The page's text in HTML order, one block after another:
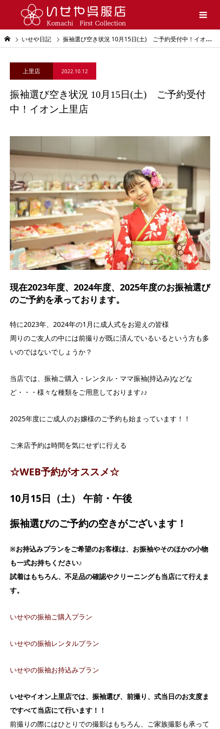
いせや日記 振袖選び空き状況 10月15日(土) ご予約受付中！イオン上里店
上里店 2022.10.12
振袖選び空き状況 10月15日(土) ご予約受付
中！イオン上里店
現在2023年度、2024年度、2025年度のお振袖選び
のご予約を承っております。
特に2023年、2024年の1月に成人式をお迎えの皆様
周りのご友人の中には前撮りが既に済んでいるいるという方も多
いのではないでしょうか？
当店では、振袖ご購入・レンタル・ママ振袖(持込み)などな
ど・・・様々な種類をご用意しております♪♪
2025年度にご成人のお嬢様のご予約も始まっています！！
ご来店予約は時間を気にせずに行える
☆WEB予約がオススメ☆
10月15日（土） 午前・午後
振袖選びのご予約の空きがございます！
※お持込みプランをご希望のお客様は、お振袖やそのほかの小物
も一式お持ちください♪
試着はもちろん、不足品の確認やクリーニングも当店にて行えま
す。
いせやの振袖ご購入プラン
いせやの振袖レンタルプラン
いせやの振袖お持込みプラン
いせやイオン上里店では、振袖選び、前撮り、式当日のお支度ま
ですべて当店にて行います！！
前撮りの際にはひとりでの撮影はもちろん、ご家族撮影も承って